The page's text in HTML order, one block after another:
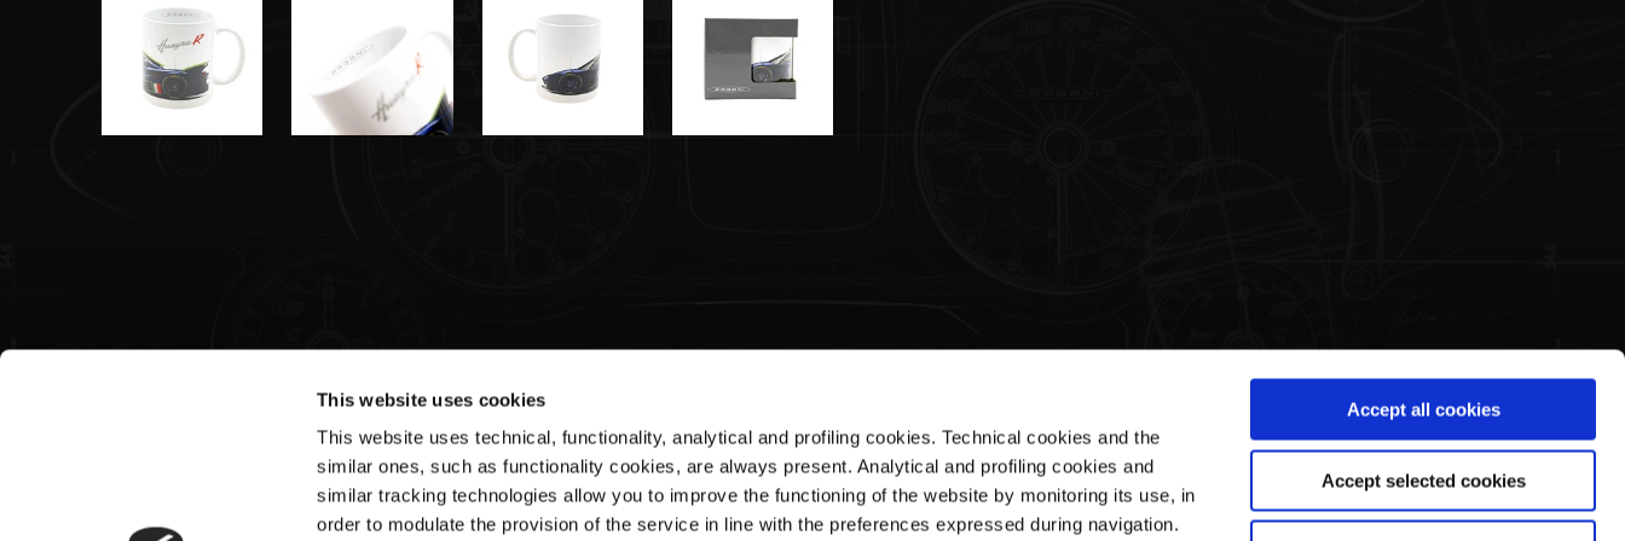
This website uses cookies
This website uses technical, functionality, analytical and profiling cookies. Technical cookies and the
similar ones, such as functionality cookies, are always present. Analytical and profiling cookies and
similar tracking technologies allow you to improve the functioning of the website by monitoring its use, in
order to modulate the provision of the service in line with the preferences expressed during navigation.
Accept all cookies
Accept selected cookies
41018 San Cesario sul Panaro (MO)
Customer Service
Shipments & Delivery
Returns & Refunds
Legal Area
Conditions d'Utilisation
Privacy Policy
Notre Histoire